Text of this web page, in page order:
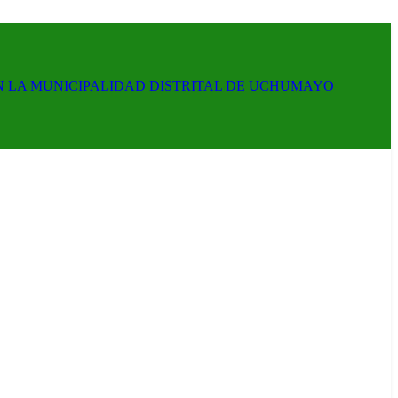
LA MUNICIPALIDAD DISTRITAL DE UCHUMAYO